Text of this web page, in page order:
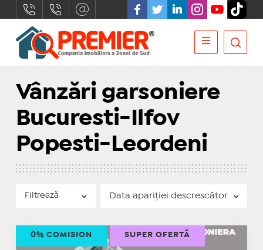
Vânzări garsoniere
Bucuresti-Ilfov
Popesti-Leordeni
Filtrează
0% COMISION SUPER OFERTĂ